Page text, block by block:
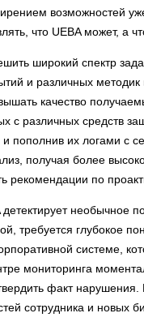
возможностей
что UEBA может, а
широкий спектр
и различных
качество
с различных
пополнив их логами с
получая более
рекомендации по
необычное
требуется глубокое
системе,
мониторинга
факт
сотрудника и новых